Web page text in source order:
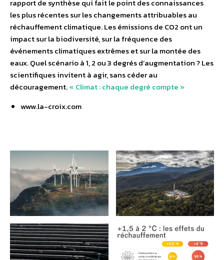
rapport de synthèse qui fait le point des connaissances
les plus récentes sur les changements attribuables au
réchauffement climatique. Les émissions de CO2 ont un
impact sur la biodiversité, sur la fréquence des
événements climatiques extrêmes et sur la montée des
eaux. Quel scénario à 1, 2 ou 3 degrés d’augmentation ? Les
scientifiques invitent à agir, sans céder au
découragement.« Climat : chaque degré compte »
www.la-croix.com